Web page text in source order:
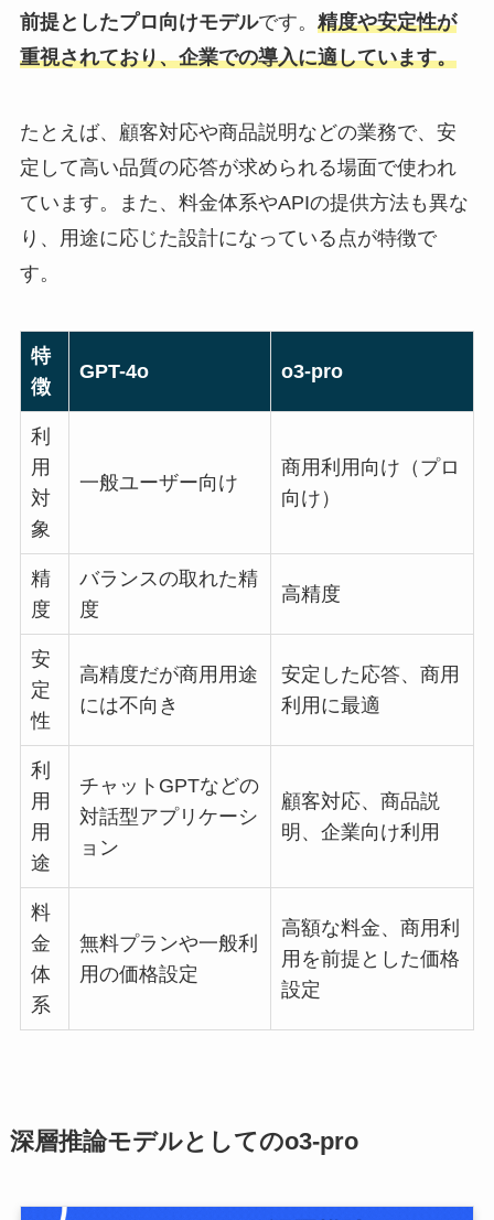
前提としたプロ向けモデルです。 精度や安定性が
重視されており、企業での導入に適しています。
たとえば、顧客対応や商品説明などの業務で、安
定して高い品質の応答が求められる場面で使われ
ています。また、料金体系やAPIの提供方法も異な
り、用途に応じた設計になっている点が特徴で
す。
特
徴
GPT-4o o3-pro
利
用
対
象
一般ユーザー向け
商用利用向け（プロ
向け）
精
度
バランスの取れた精
度
高精度
安
定
性
高精度だが商用用途
には不向き
安定した応答、商用
利用に最適
利
用
用
途
チャットGPTなどの
対話型アプリケーシ
ョン
顧客対応、商品説
明、企業向け利用
料
金
体
系
無料プランや一般利
用の価格設定
高額な料金、商用利
用を前提とした価格
設定
深層推論モデルとしてのo3-pro